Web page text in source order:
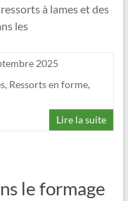
à lames et des
les
2025
, Ressorts en forme,
Lire la suite
le formage